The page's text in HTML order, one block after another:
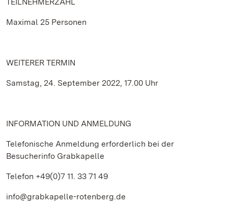
Maximal 25 Personen
WEITERER TERMIN
Samstag, 24. September 2022, 17.00 Uhr
INFORMATION UND ANMELDUNG
Telefonische Anmeldung erforderlich bei der
Besucherinfo Grabkapelle
Telefon +49(0)7 11. 33 71 49
info@grabkapelle-rotenberg.de